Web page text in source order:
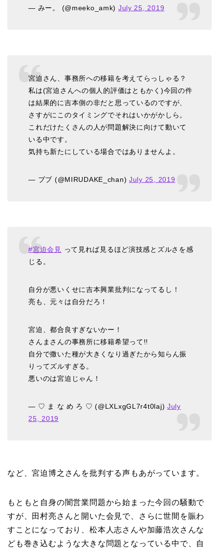
— みー。 (@meeko_amk) July 25, 2019
宮迫さん、事務所への移籍を考えてらっしゃる？
私は(宮迫さんへの個人的評価はともかく)今回の件
は結果的に吉本側の非だと思っているのですが、
さすがにこのタイミングでそれはいかがかしら。
これだけたくさんの人が問題解決に向けて動いて
いる中です。
気持ち新たにしている場合ではありませんよ。
— ブブ (@MIRUDAKE_chan)July 25, 2019
#宮迫会見 って見れば見るほど演技感とズルさを感
じる。
自分が悪いくせに吉本興業批判になってるし！
亮も、元々は自分だろ！
宮迫、都合良すぎないかー！
さんまさんの事務所に移籍希望って!!
自分で撒いた種が大きくなり過ぎたから知らん振
りってズルすぎる。
悪いのは宮迫じゃん！
— ♡ ま な め ろ ♡ (@LXLxgGL7r4t0laj) July
25, 2019
など、宮迫博之さんを批判する声もあがっています。
もともと自身の闇営業問題から始まった今回の騒動で
すが、田村亮さんと開いた会見で、さらに世間を賑わ
すことになっており、松本人志さんや加藤浩次さんな
ども巻き込むような大きな問題となっている中で、自